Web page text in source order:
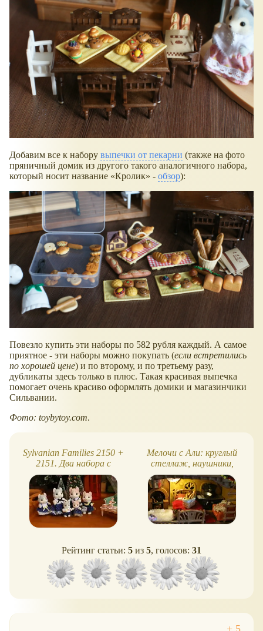
Добавим все к набору выпечки от пекарни (также на фото
пряничный домик из другого такого аналогичного набора,
который носит название
Кролик - обзор):
Повезло купить эти наборы по 582 рубля каждый. А самое
приятное - эти наборы можно покупать (если встретились
по хорошей цене) и по второму, и по третьему разу,
дубликаты здесь только в плюс. Такая красивая выпечка
помогает очень красиво оформлять домики и магазинчики
Сильвании.
Фото: toybytoy.com.
Sylvanian Families 2150 +
2151. Два набора с
кошками керл - обзор,
фото
Мелочи с Али: круглый
стеллаж, наушники,
лампы, вешалка,
салатики
Рейтинг статьи: 5 из 5, голосов: 31